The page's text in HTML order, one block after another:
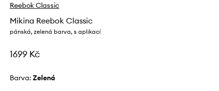
Reebok Classic
Mikina Reebok Classic
pánská, zelená barva, s aplikací
1699 Kč
Barva: zelená